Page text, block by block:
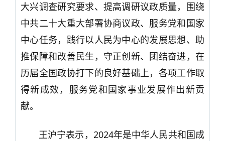
大兴调查研究要求、提高调研议政质量，围绕
中共二十大重大部署协商议政、服务党和国家
中心任务，践行以人民为中心的发展思想、助
推保障和改善民生，守正创新、团结奋进，在
历届全国政协打下的良好基础上，各项工作取
得新成效，服务党和国家事业发展作出新贡
献。
王沪宁表示，2024年是中华人民共和国成